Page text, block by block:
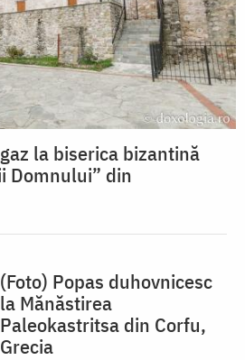
la biserica bizantină
Domnului” din
(Foto) Popas duhovnicesc
la Mănăstirea
Paleokastritsa din Corfu,
Grecia